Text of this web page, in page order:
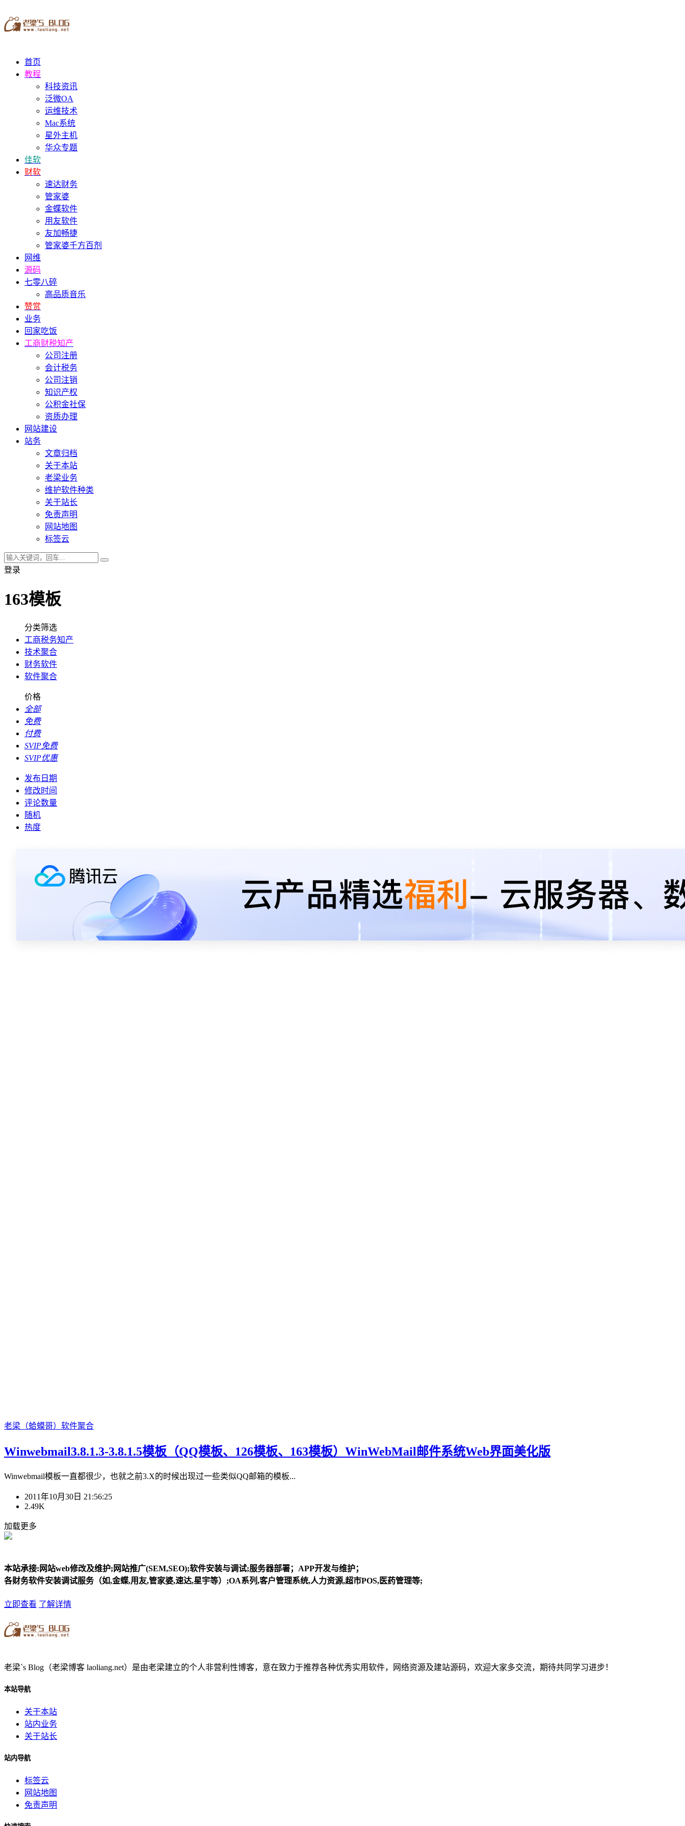
首页
教程
科技资讯
泛微OA
运维技术
Mac系统
星外主机
华众专题
佳软
财软
速达财务
管家婆
金蝶软件
用友软件
友加畅捷
管家婆千方百剂
网维
源码
七零八碎
高品质音乐
赞赏
业务
回家吃饭
工商财税知产
公司注册
会计税务
公司注销
知识产权
公积金社保
资质办理
网站建设
站务
文章归档
关于本站
老梁业务
维护软件种类
关于站长
免责声明
网站地图
标签云
登录
163模板
分类筛选
工商税务知产
技术聚合
财务软件
软件聚合
价格
全部
免费
付费
SVIP免费
SVIP优惠
发布日期
修改时间
评论数量
随机
热度
老梁（蛤蟆哥） 软件聚合
Winwebmail3.8.1.3-3.8.1.5模板（QQ模板、126模板、163模板）WinWebMail邮件系统Web界面美化版
Winwebmail模板一直都很少，也就之前3.X的时候出现过一些类似QQ邮箱的模板...
2011年10月30日 21:56:25
2.49K
加载更多
本站承接:网站web修改及维护;网站推广(SEM,SEO);软件安装与调试;服务器部署；APP开发与维护；
各财务软件安装调试服务（如,金蝶,用友,管家婆,速达,星宇等）;OA系列,客户管理系统,人力资源,超市POS,医药管理等;
立即查看 了解详情
老梁`s Blog（老梁博客 laoliang.net）是由老梁建立的个人非营利性博客，意在致力于推荐各种优秀实用软件，网络资源及建站源码，欢迎大家多交流，期待共同学习进步！
本站导航
关于本站
站内业务
关于站长
站内导航
标签云
网站地图
免责声明